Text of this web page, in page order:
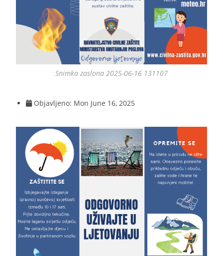
Snimka zaslona 2025-06-16 131107
Objavljeno: Mon June 16, 2025